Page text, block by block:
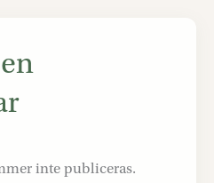
inte publiceras.